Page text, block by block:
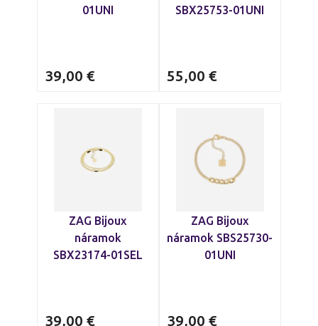
01UNI
39,00 €
SBX25753-01UNI
55,00 €
ZAG Bijoux
náramok
SBX23174-01SEL
39,00 €
ZAG Bijoux
náramok SBS25730-
01UNI
39,00 €